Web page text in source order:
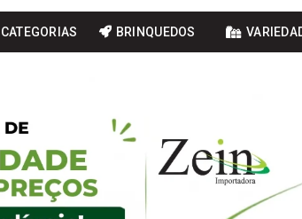
BRINQUEDOS